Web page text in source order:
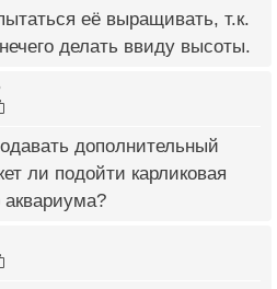
её выращивать, т.к.
делать ввиду высоты.
дополнительный
ли подойти карликовая
аквариума?